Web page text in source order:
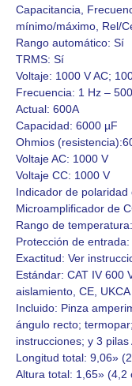
Capacitancia,
mínimo/máximo, Rel/
Rango automático: Sí
TRMS: Sí
Voltaje: 1000 V AC;
Frecuencia: 1 Hz –
Actual: 600A
Capacidad: 6000 µF
Ohmios (resistencia):
Voltaje AC: 1000 V
Voltaje CC: 1000 V
Indicador de polaridad
Microamplificador de
Rango de temperatura:
Protección de entrada:
Exactitud: Ver
Estándar: CAT IV 600
aislamiento, CE, UKCA
Incluido: Pinza
ángulo recto;
instrucciones; y 3 pilas
Longitud total: 9,06»
Altura total: 1,65» (4,2